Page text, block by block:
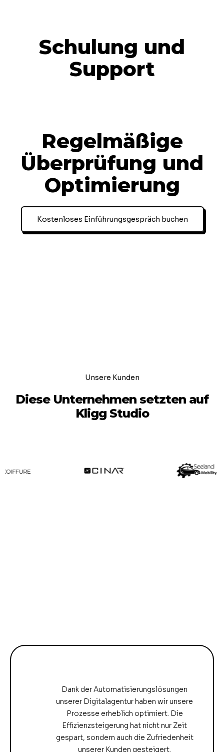
Schulung und
Support
Regelmäßige
Überprüfung und
Optimierung
Kostenloses Einführungsgespräch buchen
Unsere Kunden
Diese Unternehmen setzten auf
Kligg Studio
Dank der Automatisierungslösungen
unserer Digitalagentur haben wir unsere
Prozesse erheblich optimiert. Die
Effizienzsteigerung hat nicht nur Zeit
gespart, sondern auch die Zufriedenheit
unserer Kunden gesteigert.